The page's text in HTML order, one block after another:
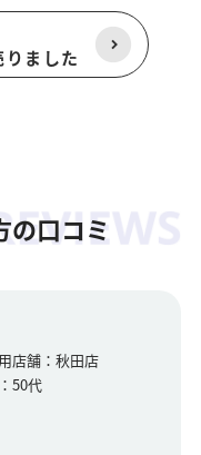
ました
の口コミ
店舗： 秋田店
50代